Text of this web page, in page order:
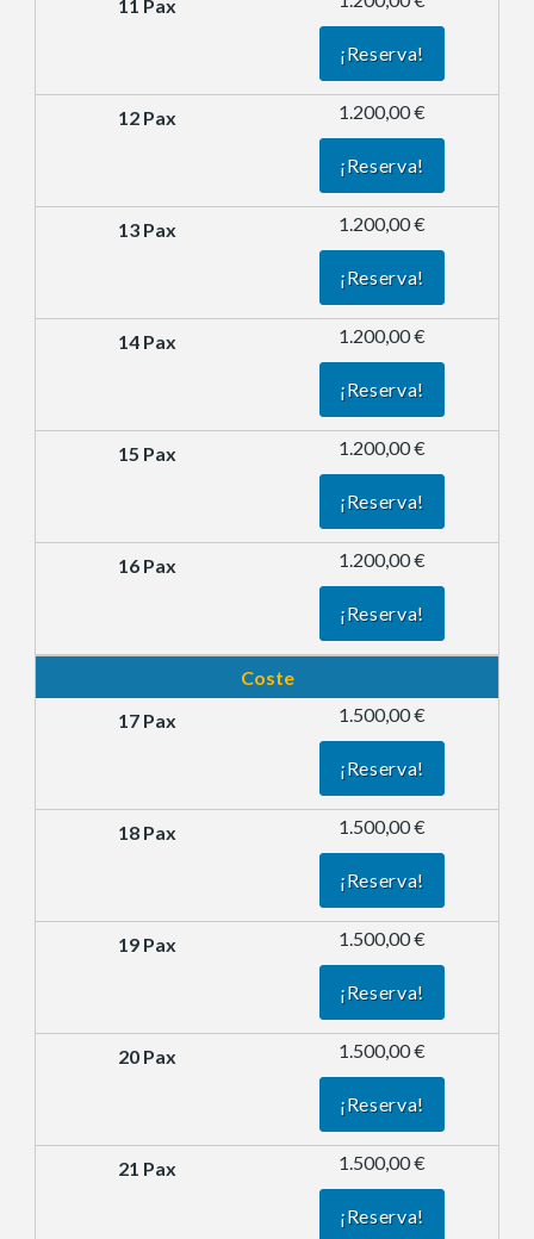
¡Reserva!
1.200,00 €
¡Reserva!
1.200,00 €
¡Reserva!
1.200,00 €
¡Reserva!
1.200,00 €
¡Reserva!
1.200,00 €
¡Reserva!
Coste
1.500,00 €
¡Reserva!
1.500,00 €
¡Reserva!
1.500,00 €
¡Reserva!
1.500,00 €
¡Reserva!
1.500,00 €
¡Reserva!